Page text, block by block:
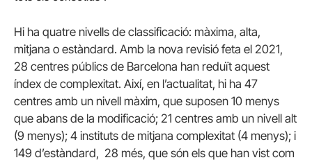
Hi ha quatre nivells de classificació: màxima, alta,
mitjana o estàndard. Amb la nova revisió feta el 2021,
28 centres públics de Barcelona han reduït aquest
índex de complexitat. Així, en l’actualitat, hi ha 47
centres amb un nivell màxim, que suposen 10 menys
que abans de la modificació; 21 centres amb un nivell alt
(9 menys); 4 instituts de mitjana complexitat (4 menys); i
149 d’estàndard, 28 més, que són els que han vist com